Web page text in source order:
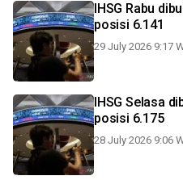
IHSG Rabu
posisi 6.141
29 July 2026 9:17
IHSG Selasa
posisi 6.175
28 July 2026 9:06